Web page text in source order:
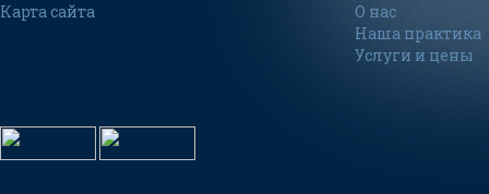
Карта сайта
О нас
Наша практика
Услуги и цены